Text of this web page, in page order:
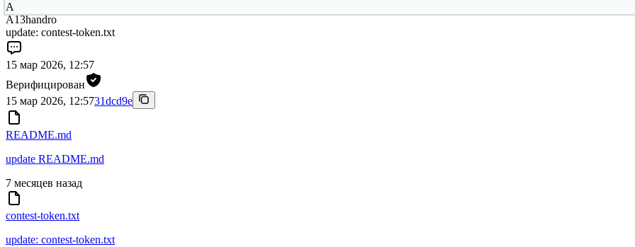
A
A13handro
update: contest-token.txt
15 мар 2026, 12:57
Верифицирован
15 мар 2026, 12:5731dcd9e
README.md
update README.md
7 месяцев назад
contest-token.txt
update: contest-token.txt